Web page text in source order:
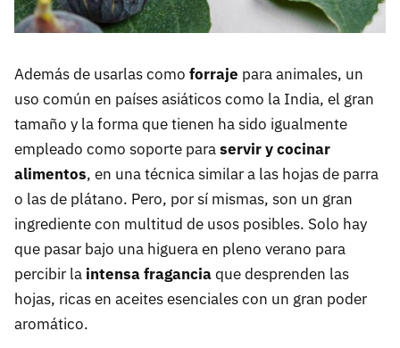
Además de usarlas como forraje para animales, un
uso común en países asiáticos como la India, el gran
tamaño y la forma que tienen ha sido igualmente
empleado como soporte paraservir y cocinar
alimentos, en una técnica similar a las hojas de parra
o las de plátano. Pero, por sí mismas, son un gran
ingrediente con multitud de usos posibles. Solo hay
que pasar bajo una higuera en pleno verano para
percibir la intensa fraganciaque desprenden las
hojas, ricas en aceites esenciales con un gran poder
aromático.